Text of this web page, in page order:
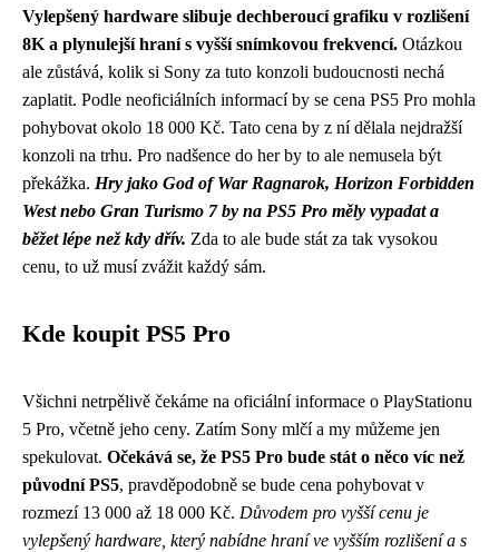
Vylepšený hardware slibuje dechberoucí grafiku v rozlišení
8K a plynulejší hraní s vyšší snímkovou frekvencí. Otázkou
ale zůstává, kolik si Sony za tuto konzoli budoucnosti nechá
zaplatit. Podle neoficiálních informací by se cena PS5 Pro mohla
pohybovat okolo 18 000 Kč. Tato cena by z ní dělala nejdražší
konzoli na trhu. Pro nadšence do her by to ale nemusela být
překážka. Hry jako God of War Ragnarok, Horizon Forbidden
West nebo Gran Turismo 7 by na PS5 Pro měly vypadat a
běžet lépe než kdy dřív. Zda to ale bude stát za tak vysokou
cenu, to už musí zvážit každý sám.
Kde koupit PS5 Pro
Všichni netrpělivě čekáme na oficiální informace o PlayStationu
5 Pro, včetně jeho ceny. Zatím Sony mlčí a my můžeme jen
spekulovat. Očekává se, že PS5 Pro bude stát o něco víc než
původní PS5, pravděpodobně se bude cena pohybovat v
rozmezí 13 000 až 18 000 Kč. Důvodem pro vyšší cenu je
vylepšený hardware, který nabídne hraní ve vyšším rozlišení a s